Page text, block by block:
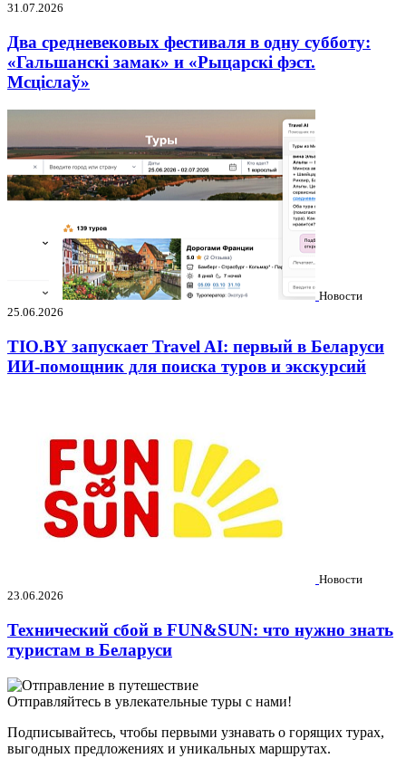
31.07.2026
Два средневековых фестиваля в одну субботу:
«Гальшанскі замак» и «Рыцарскі фэст.
Мсціслаў»
Новости
25.06.2026
TIO.BY запускает Travel AI: первый в Беларуси
ИИ-помощник для поиска туров и экскурсий
Новости
23.06.2026
Технический сбой в FUN&SUN: что нужно знать
туристам в Беларуси
Отправляйтесь в увлекательные туры с нами!
Подписывайтесь, чтобы первыми узнавать о горящих турах,
выгодных предложениях и уникальных маршрутах.